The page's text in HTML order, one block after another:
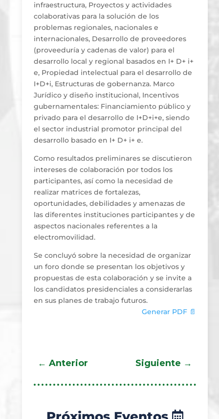
infraestructura, Proyectos y actividades
colaborativas para la solución de los
problemas regionales, nacionales e
internacionales, Desarrollo de proveedores
(proveeduría y cadenas de valor) para el
desarrollo local y regional basados en I+ D+ i+
e, Propiedad intelectual para el desarrollo de
I+D+i, Estructuras de gobernanza. Marco
Jurídico y diseño institucional, Incentivos
gubernamentales: Financiamiento público y
privado para el desarrollo de I+D+i+e, siendo
el sector industrial promotor principal del
desarrollo basado en I+ D+ i+ e.
Como resultados preliminares se discutieron
intereses de colaboración por todos los
participantes, así como la necesidad de
realizar matrices de fortalezas,
oportunidades, debilidades y amenazas de
las diferentes instituciones participantes y de
aspectos nacionales referentes a la
electromovilidad.
Se concluyó sobre la necesidad de organizar
un foro donde se presentan los objetivos y
propuestas de esta colaboración y se invite a
los candidatos presidenciales a considerarlas
en sus planes de trabajo futuros.
Generar PDF 📄
← Anterior Siguiente →